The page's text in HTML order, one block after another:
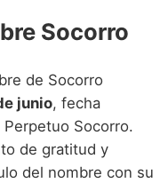
Socorro
de Socorro
junio, fecha
Socorro.
de gratitud y
del nombre con su